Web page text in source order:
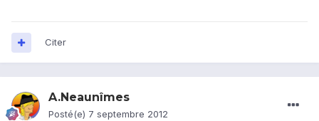
Citer
A.Neaunîmes
Posté(e) 7 septembre 2012